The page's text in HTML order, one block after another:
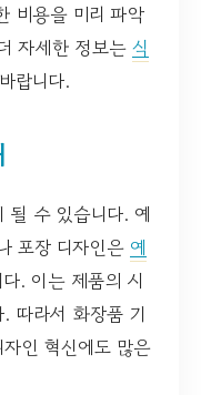
비용을 미리 파악
자세한 정보는 식
랍니다.
될 수 있습니다. 예
포장 디자인은 예
. 이는 제품의 시
따라서 화장품 기
인 혁신에도 많은